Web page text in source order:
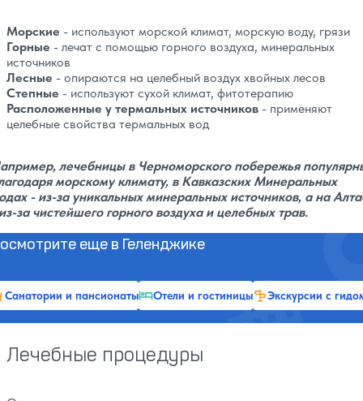
Морские - используют морской климат, морскую воду, грязи
Горные - лечат с помощью горного воздуха, минеральных
источников
Лесные - опираются на целебный воздух хвойных лесов
Степные - используют сухой климат, фитотерапию
Расположенные у термальных источников - применяют
целебные свойства термальных вод
лечебницы в Черноморского побережья
морскому климату, в Кавказских Минеральных
- из-за уникальных минеральных источников, а на
за чистейшего горного воздуха и целебных трав.
еще в Геленджике
Санатории и пансионаты Отели и гостиницы Экскурсии с
Лечебные процедуры